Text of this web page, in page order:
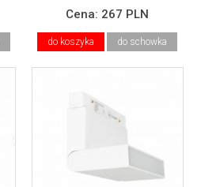
Cena: 267 PLN
do koszyka do schowka